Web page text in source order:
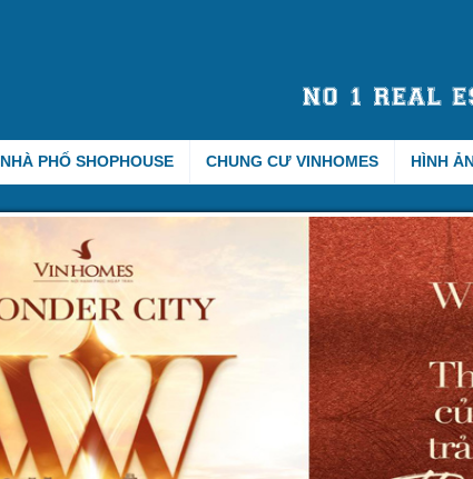
NHÀ PHỐ SHOPHOUSE CHUNG CƯ VINHOMES HÌNH